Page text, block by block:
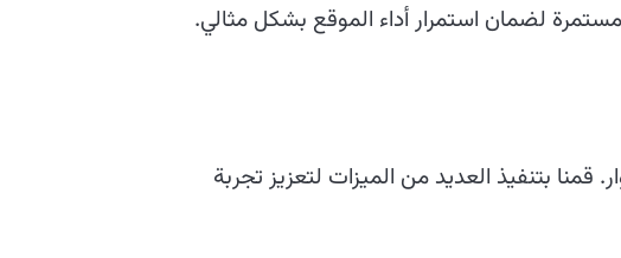
لضمان استمرار أداء الموقع بشكل مثالي.
بتنفيذ العديد من الميزات لتعزيز تجربة